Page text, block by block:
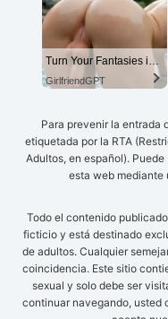
Turn Your Fantasies into Reality
GirlfriendGPT
Para prevenir la entrada
etiquetada por la RTA
Adultos, en español).
esta web mediante
Todo el contenido
ficticio y está destinado
de adultos. Cualquier
coincidencia. Este sitio
sexual y solo debe ser
continuar navegando, usted